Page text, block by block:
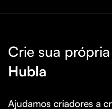
Crie sua
Hubla
Ajudamos criadores a